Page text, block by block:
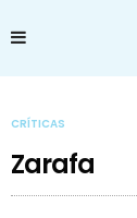
CRÍTICAS
Zarafa